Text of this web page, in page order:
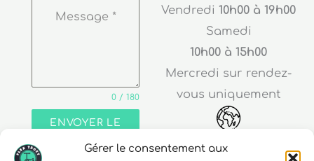
Gérer le consentement aux
Message *
0 / 180
ENVOYER LE
Vendredi 10h00 à 19h00
Samedi
10h00 à 15h00
Mercredi sur rendez-
vous uniquement